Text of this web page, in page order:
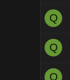
Q
Q
Q